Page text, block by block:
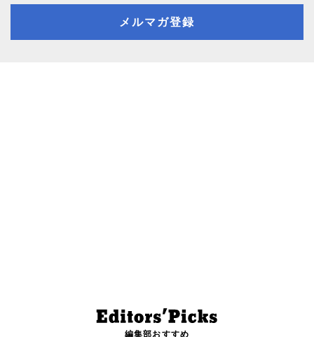
メルマガ登録
編集部おすすめ